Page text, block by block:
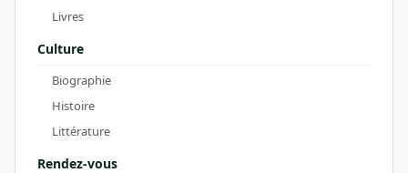
Livres
Culture
Biographie
Histoire
Littérature
Rendez-vous